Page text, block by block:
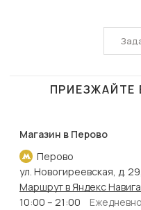
ПРИЕЗЖАЙТЕ
Магазин в Перово
Перово
ул. Новогиреевская, д.
Маршрут в Яндекс
10:00 – 21:00
Ежедневно